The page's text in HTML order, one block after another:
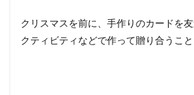
クリスマスを前に、手作りのカードを
クティビティなどで作って贈り合うこと